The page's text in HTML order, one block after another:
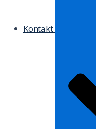
Kontakt